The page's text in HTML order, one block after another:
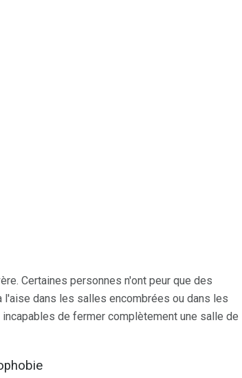
Certaines personnes n'ont peur que des
dans les salles encombrées ou dans les
de fermer complètement une salle de